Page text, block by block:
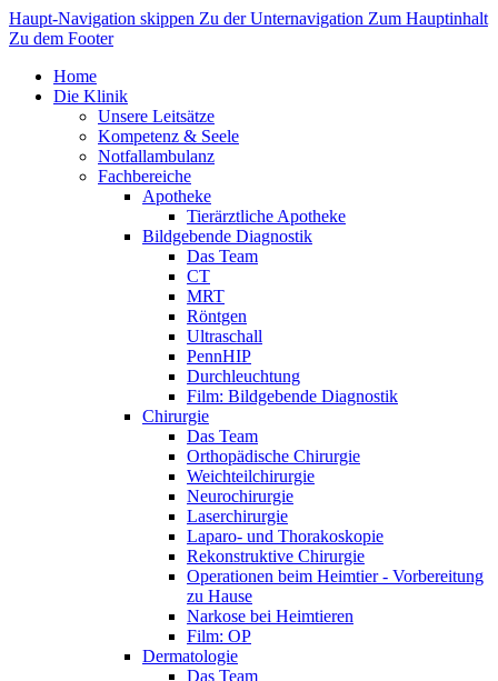
Haupt-Navigation skippen Zu der Unternavigation Zum Hauptinhalt
Zu dem Footer
Home
Die Klinik
Unsere Leitsätze
Kompetenz & Seele
Notfallambulanz
Fachbereiche
Apotheke
Tierärztliche Apotheke
Bildgebende Diagnostik
Das Team
CT
MRT
Röntgen
Ultraschall
PennHIP
Durchleuchtung
Film: Bildgebende Diagnostik
Chirurgie
Das Team
Orthopädische Chirurgie
Weichteilchirurgie
Neurochirurgie
Laserchirurgie
Laparo- und Thorakoskopie
Rekonstruktive Chirurgie
Operationen beim Heimtier - Vorbereitung
zu Hause
Narkose bei Heimtieren
Film: OP
Dermatologie
Das Team